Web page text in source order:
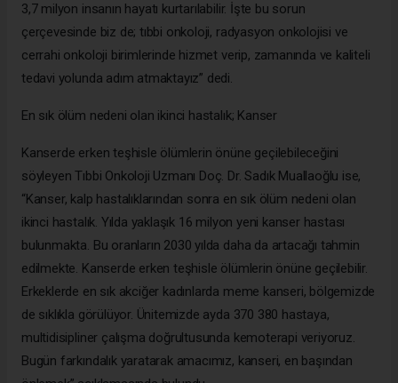
3,7 milyon insanın hayatı kurtarılabilir. İşte bu sorun
çerçevesinde biz de; tıbbi onkoloji, radyasyon onkolojisi ve
cerrahi onkoloji birimlerinde hizmet verip, zamanında ve kaliteli
tedavi yolunda adım atmaktayız” dedi.
En sık ölüm nedeni olan ikinci hastalık; Kanser
Kanserde erken teşhisle ölümlerin önüne geçilebileceğini
söyleyen Tıbbi Onkoloji Uzmanı Doç. Dr. Sadık Muallaoğlu ise,
“Kanser, kalp hastalıklarından sonra en sık ölüm nedeni olan
ikinci hastalık. Yılda yaklaşık 16 milyon yeni kanser hastası
bulunmakta. Bu oranların 2030 yılda daha da artacağı tahmin
edilmekte. Kanserde erken teşhisle ölümlerin önüne geçilebilir.
Erkeklerde en sık akciğer kadınlarda meme kanseri, bölgemizde
de sıklıkla görülüyor. Ünitemizde ayda 370 380 hastaya,
multidisipliner çalışma doğrultusunda kemoterapi veriyoruz.
Bugün farkındalık yaratarak amacımız, kanseri, en başından